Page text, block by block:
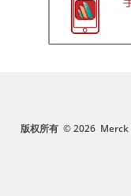
版权所有 © 2026 Merck